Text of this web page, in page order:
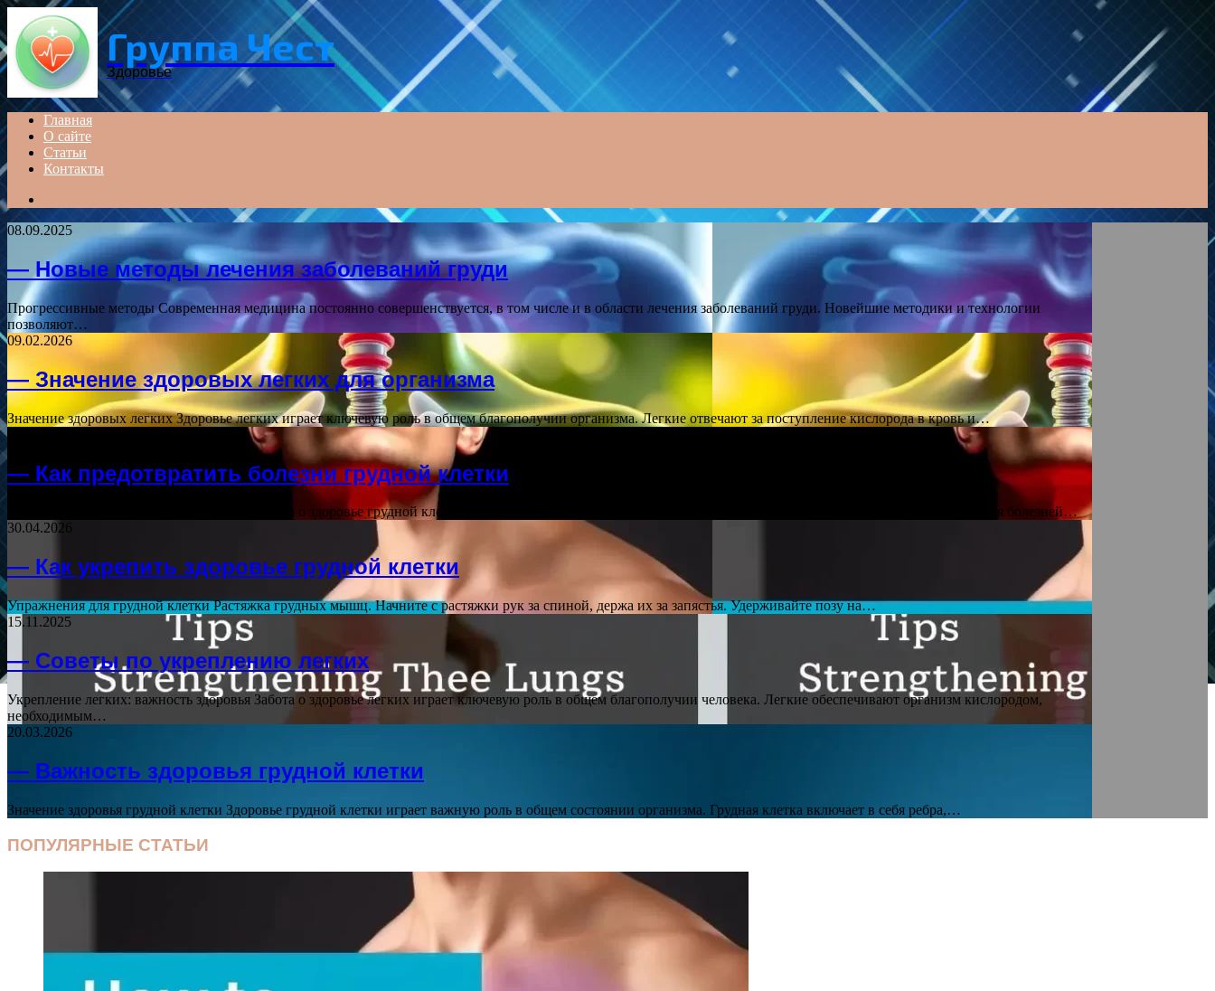
Menu
Группа Чест
Здоровье
Главная
О сайте
Статьи
Контакты
for
08.09.2025
— Новые методы лечения заболеваний груди
Прогрессивные методы Современная медицина постоянно совершенствуется, в том числе и в области лечения заболеваний груди. Новейшие методики и технологии
позволяют…
09.02.2026
— Значение здоровых легких для организма
Значение здоровых легких Здоровье легких играет ключевую роль в общем благополучии организма. Легкие отвечают за поступление кислорода в кровь и…
— Как предотвратить болезни грудной клетки
Поддержание здоровья грудной клетки Забота о здоровье грудной клетки играет важную роль в общем благополучии организма. Для предотвращения развития болезней…
30.04.2026
— Как укрепить здоровье грудной клетки
Упражнения для грудной клетки Растяжка грудных мышц. Начните с растяжки рук за спиной, держа их за запястья. Удерживайте позу на…
15.11.2025
— Советы по укреплению легких
Укрепление легких: важность здоровья Забота о здоровье легких играет ключевую роль в общем благополучии человека. Легкие обеспечивают организм кислородом,
необходимым…
20.03.2026
— Важность здоровья грудной клетки
Значение здоровья грудной клетки Здоровье грудной клетки играет важную роль в общем состоянии организма. Грудная клетка включает в себя ребра,…
ПОПУЛЯРНЫЕ СТАТЬИ